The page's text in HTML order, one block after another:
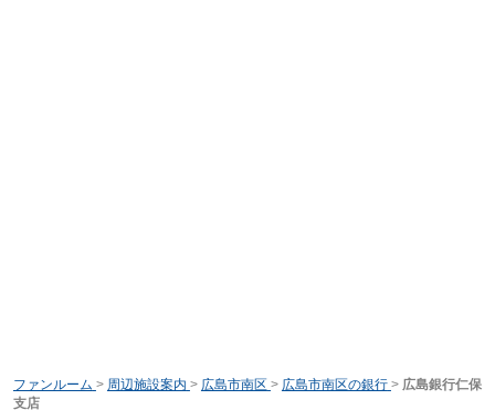
ファンルーム > 周辺施設案内 > 広島市南区 > 広島市南区の銀行 > 広島銀行仁保
支店